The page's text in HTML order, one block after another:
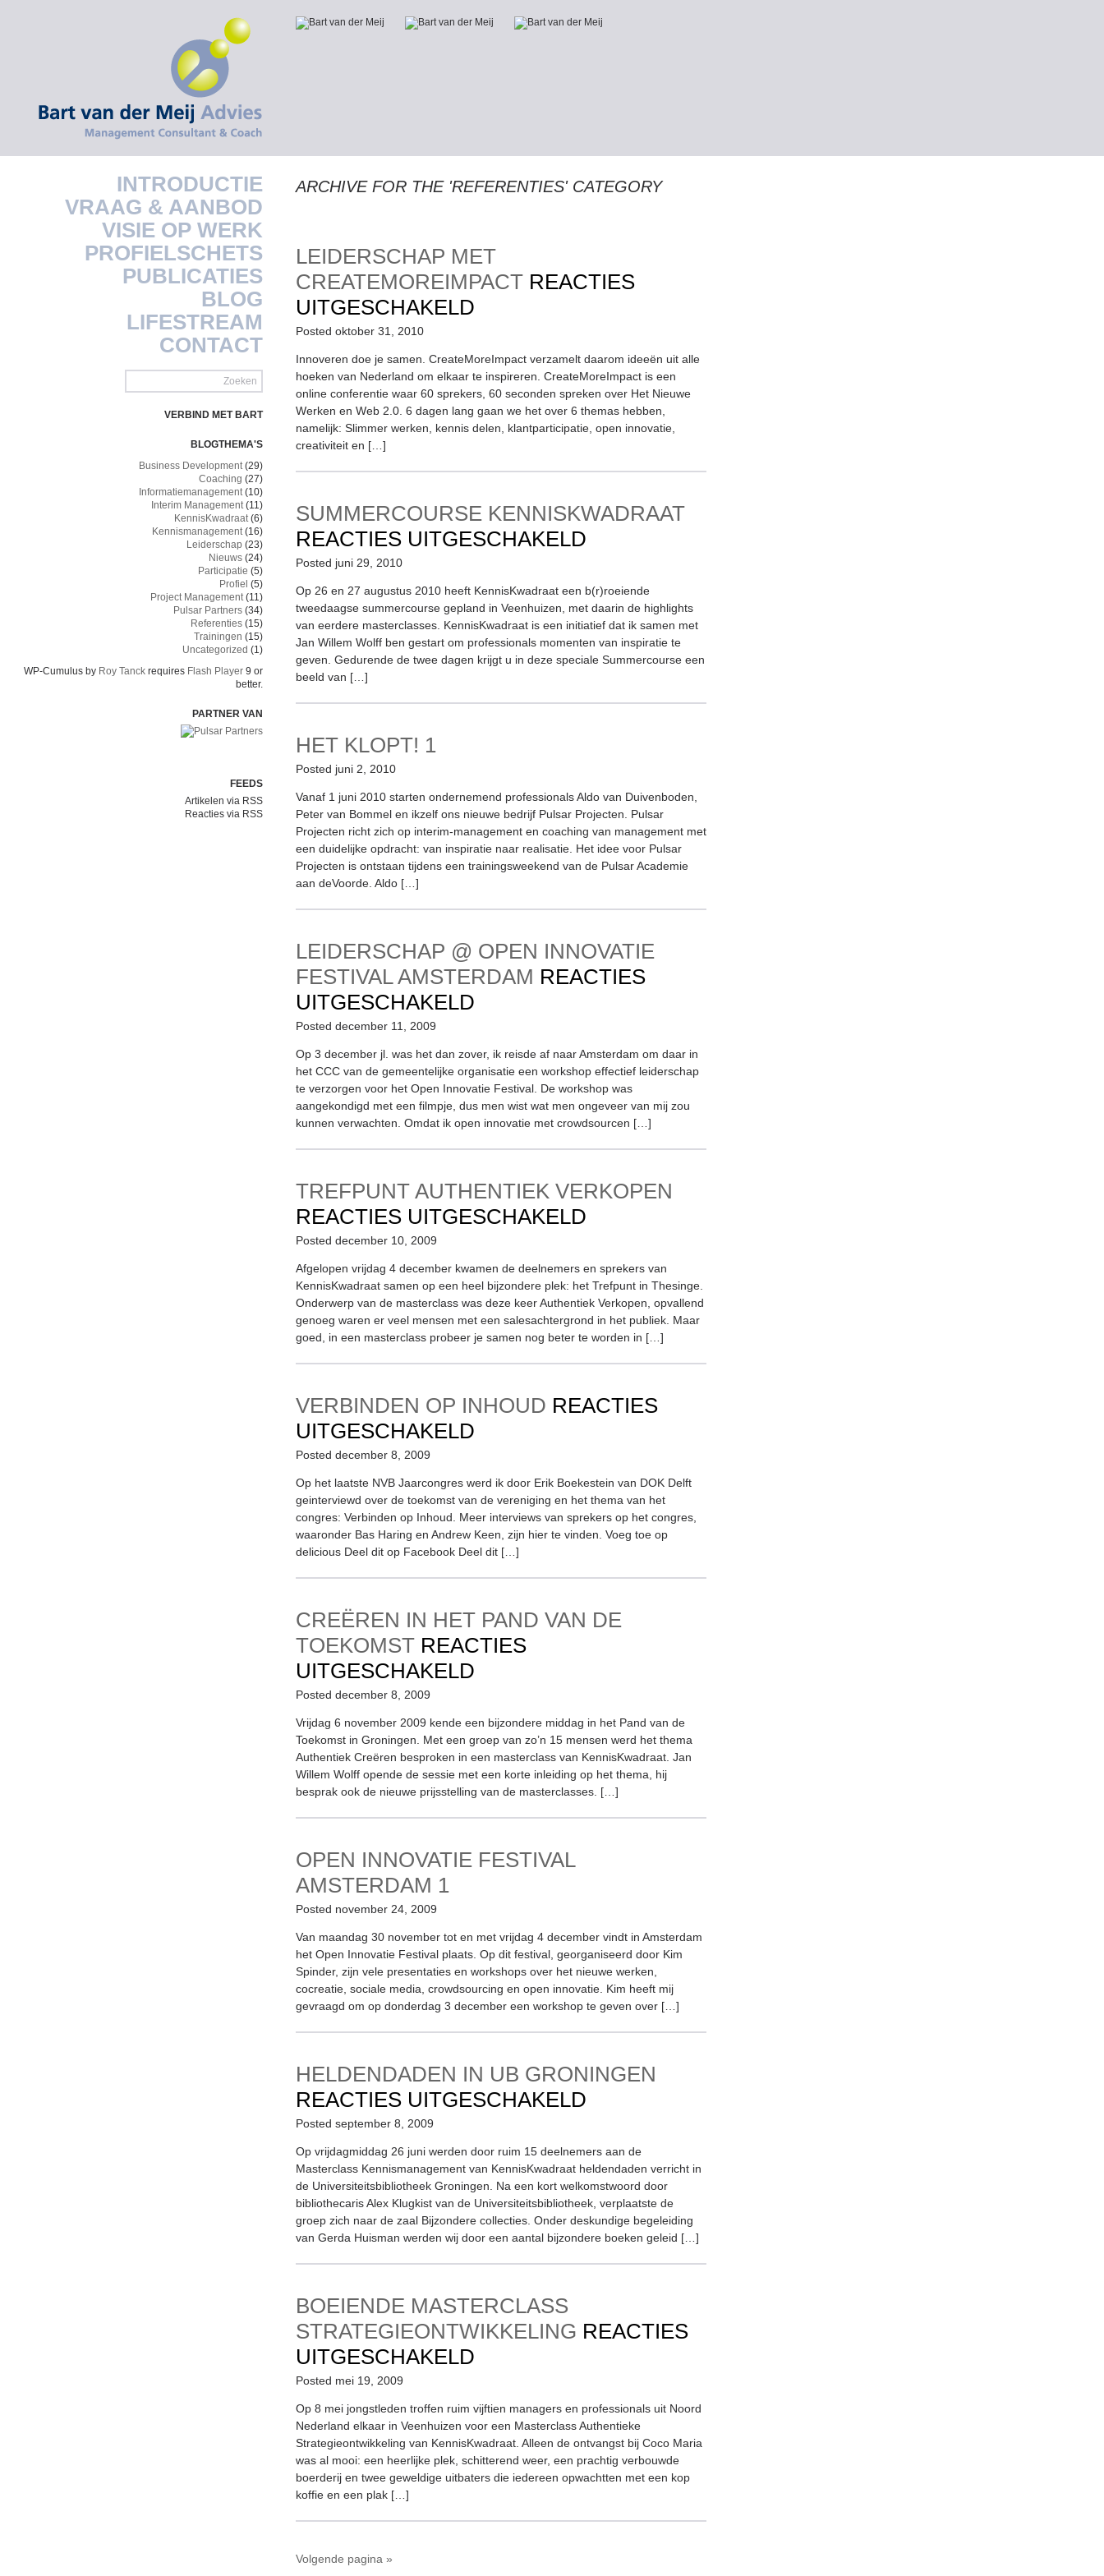
INTRODUCTIE
VRAAG & AANBOD
VISIE OP WERK
PROFIELSCHETS
PUBLICATIES
BLOG
LIFESTREAM
CONTACT
VERBIND MET BART
BLOGTHEMA'S
Business Development(29)
Coaching (27)
Informatiemanagement(10)
Interim Management(11)
KennisKwadraat(6)
Kennismanagement(16)
Leiderschap (23)
Nieuws (24)
Participatie (5)
Profiel (5)
Project Management(11)
Pulsar Partners (34)
Referenties (15)
Trainingen (15)
Uncategorized (1)
WP-Cumulus by Roy Tanck requires Flash Player 9 or
better.
PARTNER VAN
FEEDS
Artikelen via RSS
Reacties via RSS
ARCHIVE FOR THE 'REFERENTIES' CATEGORY
LEIDERSCHAP MET
CREATEMOREIMPACT REACTIES
UITGESCHAKELD
MET
CREATEMOREIMPACT
Posted oktober 31, 2010
Innoveren doe je samen. CreateMoreImpact verzamelt daarom ideeën uit alle
hoeken van Nederland om elkaar te inspireren. CreateMoreImpact is een
online conferentie waar 60 sprekers, 60 seconden spreken over Het Nieuwe
Werken en Web 2.0. 6 dagen lang gaan we het over 6 themas hebben,
namelijk: Slimmer werken, kennis delen, klantparticipatie, open innovatie,
creativiteit en […]
SUMMERCOURSE KENNISKWADRAAT
REACTIES UITGESCHAKELD
KENNISKWADRAAT
Posted juni 29, 2010
Op 26 en 27 augustus 2010 heeft KennisKwadraat een b(r)roeiende
tweedaagse summercourse gepland in Veenhuizen, met daarin de highlights
van eerdere masterclasses. KennisKwadraat is een initiatief dat ik samen met
Jan Willem Wolff ben gestart om professionals momenten van inspiratie te
geven. Gedurende de twee dagen krijgt u in deze speciale Summercourse een
beeld van […]
HET KLOPT! 1
Posted juni 2, 2010
Vanaf 1 juni 2010 starten ondernemend professionals Aldo van Duivenboden,
Peter van Bommel en ikzelf ons nieuwe bedrijf Pulsar Projecten. Pulsar
Projecten richt zich op interim-management en coaching van management met
een duidelijke opdracht: van inspiratie naar realisatie. Het idee voor Pulsar
Projecten is ontstaan tijdens een trainingsweekend van de Pulsar Academie
aan deVoorde. Aldo […]
LEIDERSCHAP @ OPEN INNOVATIE
FESTIVAL AMSTERDAM REACTIES
UITGESCHAKELD
@
OPEN
INNOVATIE
FESTIVAL
AMSTERDAM
Posted december 11, 2009
Op 3 december jl. was het dan zover, ik reisde af naar Amsterdam om daar in
het CCC van de gemeentelijke organisatie een workshop effectief leiderschap
te verzorgen voor het Open Innovatie Festival. De workshop was
aangekondigd met een filmpje, dus men wist wat men ongeveer van mij zou
kunnen verwachten. Omdat ik open innovatie met crowdsourcen […]
TREFPUNT AUTHENTIEK VERKOPEN
REACTIES UITGESCHAKELD
AUTHENTIEK
VERKOPEN
Posted december 10, 2009
Afgelopen vrijdag 4 december kwamen de deelnemers en sprekers van
KennisKwadraat samen op een heel bijzondere plek: het Trefpunt in Thesinge.
Onderwerp van de masterclass was deze keer Authentiek Verkopen, opvallend
genoeg waren er veel mensen met een salesachtergrond in het publiek. Maar
goed, in een masterclass probeer je samen nog beter te worden in […]
VERBINDEN OP INHOUD REACTIES
UITGESCHAKELD
OP
INHOUD
Posted december 8, 2009
Op het laatste NVB Jaarcongres werd ik door Erik Boekestein van DOK Delft
geinterviewd over de toekomst van de vereniging en het thema van het
congres: Verbinden op Inhoud. Meer interviews van sprekers op het congres,
waaronder Bas Haring en Andrew Keen, zijn hier te vinden. Voeg toe op
delicious Deel dit op Facebook Deel dit […]
CREËREN IN HET PAND VAN DE
TOEKOMST REACTIES
UITGESCHAKELD
IN
HET
PAND
VAN
DE
TOEKOMST
Posted december 8, 2009
Vrijdag 6 november 2009 kende een bijzondere middag in het Pand van de
Toekomst in Groningen. Met een groep van zo’n 15 mensen werd het thema
Authentiek Creëren besproken in een masterclass van KennisKwadraat. Jan
Willem Wolff opende de sessie met een korte inleiding op het thema, hij
besprak ook de nieuwe prijsstelling van de masterclasses. […]
OPEN INNOVATIE FESTIVAL
AMSTERDAM 1
Posted november 24, 2009
Van maandag 30 november tot en met vrijdag 4 december vindt in Amsterdam
het Open Innovatie Festival plaats. Op dit festival, georganiseerd door Kim
Spinder, zijn vele presentaties en workshops over het nieuwe werken,
cocreatie, sociale media, crowdsourcing en open innovatie. Kim heeft mij
gevraagd om op donderdag 3 december een workshop te geven over […]
HELDENDADEN IN UB GRONINGEN
REACTIES UITGESCHAKELD
IN
UB
GRONINGEN
Posted september 8, 2009
Op vrijdagmiddag 26 juni werden door ruim 15 deelnemers aan de
Masterclass Kennismanagement van KennisKwadraat heldendaden verricht in
de Universiteitsbibliotheek Groningen. Na een kort welkomstwoord door
bibliothecaris Alex Klugkist van de Universiteitsbibliotheek, verplaatste de
groep zich naar de zaal Bijzondere collecties. Onder deskundige begeleiding
van Gerda Huisman werden wij door een aantal bijzondere boeken geleid […]
BOEIENDE MASTERCLASS
STRATEGIEONTWIKKELING REACTIES
UITGESCHAKELD
MASTERCLASS
STRATEGIEONTWIKKELING
Posted mei 19, 2009
Op 8 mei jongstleden troffen ruim vijftien managers en professionals uit Noord
Nederland elkaar in Veenhuizen voor een Masterclass Authentieke
Strategieontwikkeling van KennisKwadraat. Alleen de ontvangst bij Coco Maria
was al mooi: een heerlijke plek, schitterend weer, een prachtig verbouwde
boerderij en twee geweldige uitbaters die iedereen opwachtten met een kop
koffie en een plak […]
Volgende pagina »